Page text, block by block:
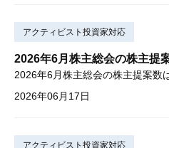
アクティビスト投資家対応
2026年6月株主総会の株主提
2026年06月17日
アクティビスト投資家対応